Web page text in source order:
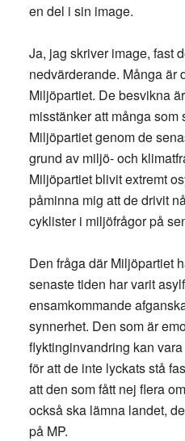
en del i sin image.
Ja, jag skriver image, fast
nedvärderande. Många är
Miljöpartiet. De besvikna
misstänker att många som
Miljöpartiet genom de
grund av miljö- och
Miljöpartiet blivit extremt
påminna mig att de drivit
cyklister i miljöfrågor på
Den fråga där Miljöpartiet
senaste tiden har varit
ensamkommande
synnerhet. Den som är
flyktinginvandring kan
för att de inte lyckats stå
att den som fått nej flera
också ska lämna landet,
på MP.